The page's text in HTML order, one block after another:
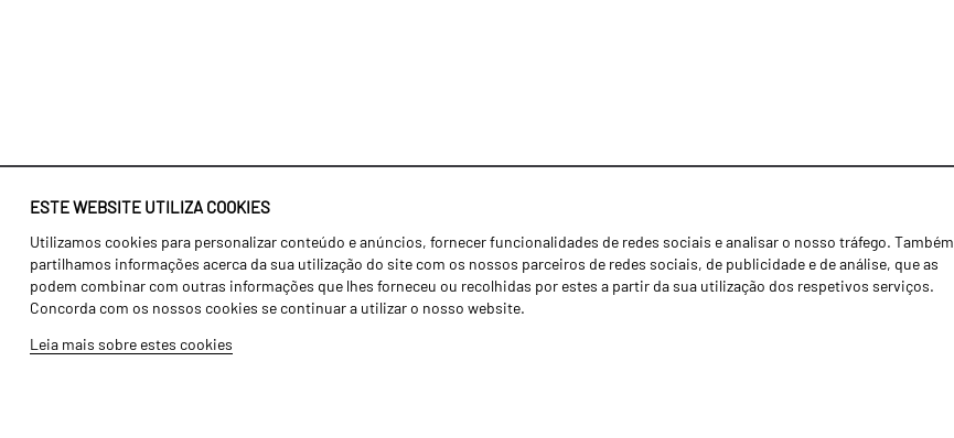
ESTE WEBSITE UTILIZA COOKIES
Utilizamos cookies para personalizar conteúdo e anúncios, fornecer funcionalidades de redes sociais e analisar o nosso tráfego. Também
partilhamos informações acerca da sua utilização do site com os nossos parceiros de redes sociais, de publicidade e de análise, que as
podem combinar com outras informações que lhes forneceu ou recolhidas por estes a partir da sua utilização dos respetivos serviços.
Concorda com os nossos cookies se continuar a utilizar o nosso website.
Leia mais sobre estes cookies
Identidade
História
Fábrica / Produção
Recursos Humanos
Agricultura
Transportes
Gama Floresta
Notícias
Concessionários